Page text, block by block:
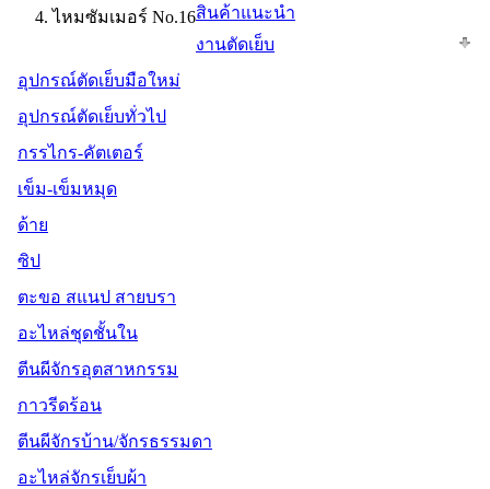
ไหมซัมเมอร์ No.16สินค้าแนะนำ
งานตัดเย็บ
อุปกรณ์ตัดเย็บมือใหม่
อุปกรณ์ตัดเย็บทั่วไป
กรรไกร-คัตเตอร์
เข็ม-เข็มหมุด
ด้าย
ซิป
ตะขอ สแนป สายบรา
อะไหล่ชุดชั้นใน
ตีนผีจักรอุตสาหกรรม
กาวรีดร้อน
ตีนผีจักรบ้าน/จักรธรรมดา
อะไหล่จักรเย็บผ้า